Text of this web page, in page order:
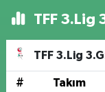
TFF 3.Lig
TFF 3.Lig
# Takım